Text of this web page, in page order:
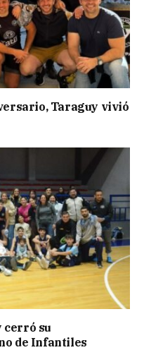
Taraguy vivió
cerró su
de Infantiles